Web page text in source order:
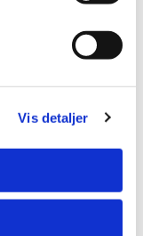
Vis detaljer